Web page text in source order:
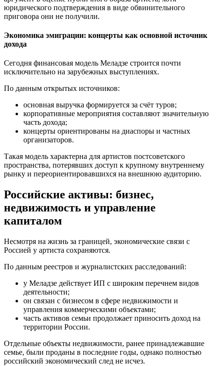
юридического подтверждения в виде обвинительного
приговора они не получили.
Экономика эмиграции: концерты как основной источник
дохода
Сегодня финансовая модель Меладзе строится почти
исключительно на зарубежных выступлениях.
По данным открытых источников:
основная выручка формируется за счёт туров;
корпоративные мероприятия составляют значительную
часть дохода;
концерты ориентированы на диаспоры и частных
организаторов.
Такая модель характерна для артистов постсоветского
пространства, потерявших доступ к крупному внутреннему
рынку и переориентировавшихся на внешнюю аудиторию.
Российские активы: бизнес,
недвижимость и управление
капиталом
Несмотря на жизнь за границей, экономические связи с
Россией у артиста сохраняются.
По данным реестров и журналистских расследований:
у Меладзе действует ИП с широким перечнем видов
деятельности;
он связан с бизнесом в сфере недвижимости и
управления коммерческими объектами;
часть активов семьи продолжает приносить доход на
территории России.
Отдельные объекты недвижимости, ранее принадлежавшие
семье, были проданы в последние годы, однако полностью
российский экономический след не исчез.